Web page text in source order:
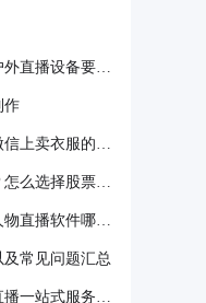
设备要很多吗？
作
卖衣服的方法
股票直播平台？
播软件哪个好？
常见问题汇总
式服务哪个好？